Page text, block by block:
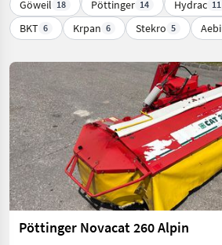
Göweil 18 Pöttinger 14 Hydrac 11
BKT 6 Krpan 6 Stekro 5 Aebi
Pöttinger Novacat 260 Alpin